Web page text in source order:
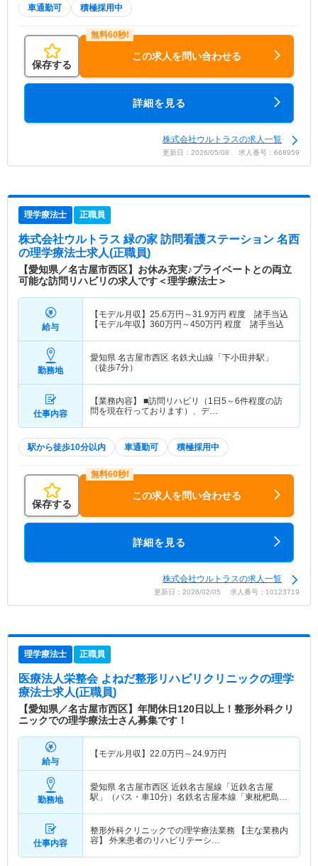
車通勤可 積極採用中
保存する
この求人を問い合わせる
詳細を見る
株式会社ウルトラスの求人一覧
更新日：2026/05/08 求人番号：668959
理学療法士 正職員
株式会社ウルトラス 緑の家 訪問看護ステーション 名西
の理学療法士求人(正職員)
【愛知県／名古屋市西区】お休み充実♪プライベートとの両立
可能な訪問リハビリの求人です＜理学療法士＞
給与
【モデル月収】 25.6万円～31.9万円 程度 諸手当込
【モデル年収】 360万円～450万円 程度 諸手当込
勤務地
愛知県 名古屋市西区 名鉄犬山線「下小田井駅」
（徒歩7分）
仕事内容
【業務内容】 ■訪問リハビリ（1日5～6件程度の訪
問を現在行っております）、デ…
駅から徒歩10分以内 車通勤可 積極採用中
保存する
この求人を問い合わせる
詳細を見る
株式会社ウルトラスの求人一覧
更新日：2026/02/05 求人番号：10123719
理学療法士 正職員
医療法人栄整会 よねだ整形リハビリクリニックの理学
療法士求人(正職員)
【愛知県／名古屋市西区】年間休日120日以上！整形外科クリ
ニックでの理学療法士さん募集です！
給与
【モデル月収】 22.0万円～24.9万円
勤務地
愛知県 名古屋市西区 近鉄名古屋線「近鉄名古屋
駅」（バス・車10分）名鉄名古屋本線「東枇杷島
仕事内容
整形外科クリニックでの理学療法業務 【主な業務内
容】 外来患者のリハビリテーシ…